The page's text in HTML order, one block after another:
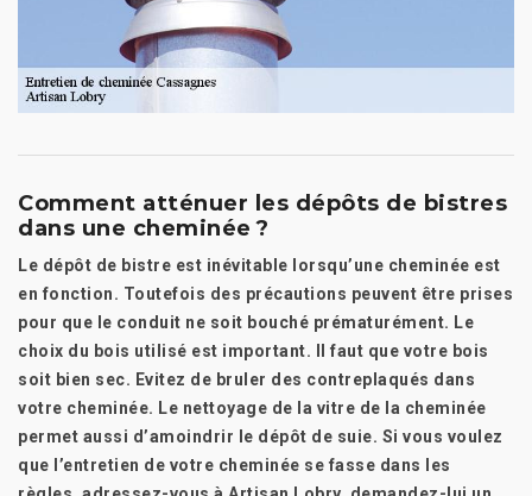
Comment atténuer les dépôts de bistres
dans une cheminée ?
Le dépôt de bistre est inévitable lorsqu’une cheminée est
en fonction. Toutefois des précautions peuvent être prises
pour que le conduit ne soit bouché prématurément. Le
choix du bois utilisé est important. Il faut que votre bois
soit bien sec. Evitez de bruler des contreplaqués dans
votre cheminée. Le nettoyage de la vitre de la cheminée
permet aussi d’amoindrir le dépôt de suie. Si vous voulez
que l’entretien de votre cheminée se fasse dans les